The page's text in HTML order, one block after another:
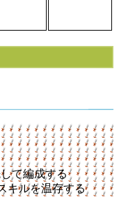
て編成する
キルを温存する